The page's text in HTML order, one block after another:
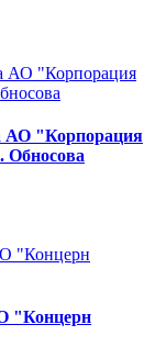
АО "Корпорация
Обносова
"Концерн